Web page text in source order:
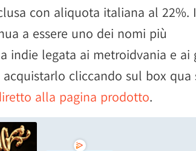
con aliquota italiana al
a essere uno dei nomi più
indie legata ai metroidvania e ai
acquistarlo cliccando sul box qua
alla pagina prodotto.